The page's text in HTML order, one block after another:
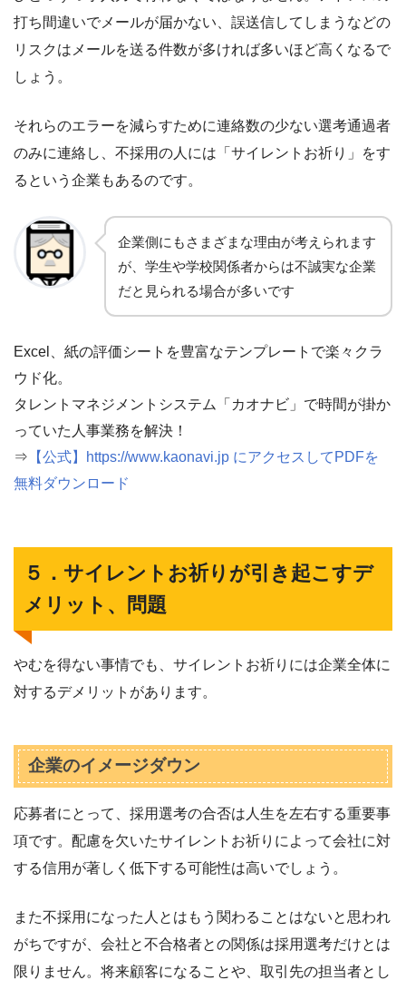
打ち間違いでメールが届かない、誤送信してしまうなどの
リスクはメールを送る件数が多ければ多いほど高くなるで
しょう。
それらのエラーを減らすために連絡数の少ない選考通過者
のみに連絡し、不採用の人には「サイレントお祈り」をす
るという企業もあるのです。
企業側にもさまざまな理由が考えられます
が、学生や学校関係者からは不誠実な企業
だと見られる場合が多いです
Excel、紙の評価シートを豊富なテンプレートで楽々クラ
ウド化。
タレントマネジメントシステム「カオナビ」で時間が掛か
っていた人事業務を解決！
⇒ 【公式】https://www.kaonavi.jp にアクセスしてPDFを
無料ダウンロード
５．サイレントお祈りが引き起こすデ
メリット、問題
やむを得ない事情でも、サイレントお祈りには企業全体に
対するデメリットがあります。
企業のイメージダウン
応募者にとって、採用選考の合否は人生を左右する重要事
項です。配慮を欠いたサイレントお祈りによって会社に対
する信用が著しく低下する可能性は高いでしょう。
また不採用になった人とはもう関わることはないと思われ
がちですが、会社と不合格者との関係は採用選考だけとは
限りません。将来顧客になることや、取引先の担当者とし